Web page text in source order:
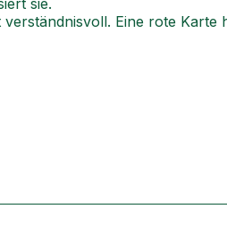
Eine rote Karte